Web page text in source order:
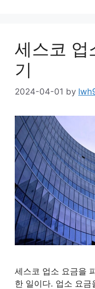
세스코 업
기
2024-04-01 by
세스코 업소 요금을
한 일이다. 업소 요금